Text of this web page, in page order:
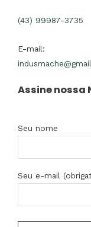
(43) 99987-3735
E-mail:
Assine nossa
Seu nome
Seu e-mail